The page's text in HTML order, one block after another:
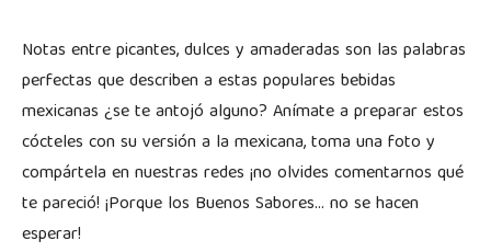
Notas entre picantes, dulces y amaderadas son las palabras
perfectas que describen a estas populares bebidas
mexicanas ¿se te antojó alguno? Anímate a preparar estos
cócteles con su versión a la mexicana, toma una foto y
compártela en nuestras redes ¡no olvides comentarnos qué
te pareció! ¡Porque los Buenos Sabores… no se hacen
esperar!